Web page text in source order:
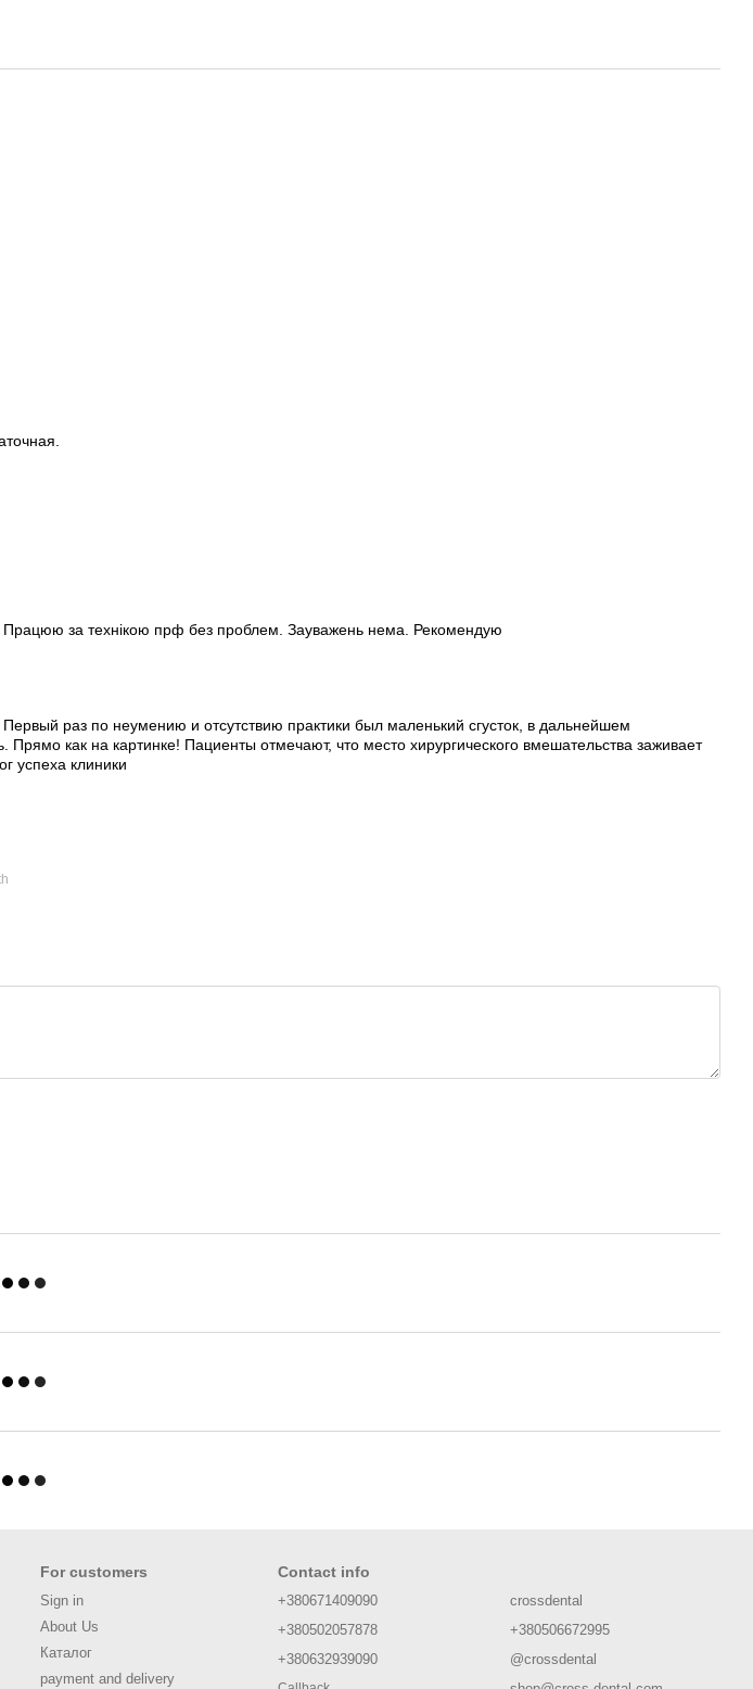
Працюю за технікою прф без проблем. Зауважень нема. Рекомендую
раз по неумению и отсутствию практики был маленький сгусток, в дальнейшем
как на картинке! Пациенты отмечают, что место хирургического вмешательства заживает
успеха клиники
For customers
Sign in
About Us
Каталог
payment and delivery
Contact info
+380671409090
+380502057878
+380632939090
crossdental
+380506672995
@crossdental